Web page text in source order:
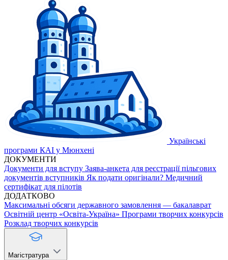
Українські
програми КАІ у Мюнхені
ДОКУМЕНТИ
Документи для вступу Заява-анкета для реєстрації пільгових
документів вступників Як подати оригінали? Медичний
сертифікат для пілотів
ДОДАТКОВО
Максимальні обсяги державного замовлення — бакалаврат
Освітній центр «Освіта-Україна» Програми творчих конкурсів
Розклад творчих конкурсів
Магістратура